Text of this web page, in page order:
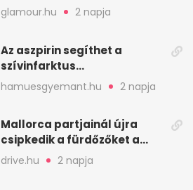
glamour.hu 2 napja
Az aszpirin segíthet a
szívinfarktus
megelőzésében, de nem
mindenkinek
hamuesgyemant.hu 2 napja
Mallorca partjainál újra
csipkedik a fürdőzőket a
halak a sekély vízben
drive.hu 2 napja